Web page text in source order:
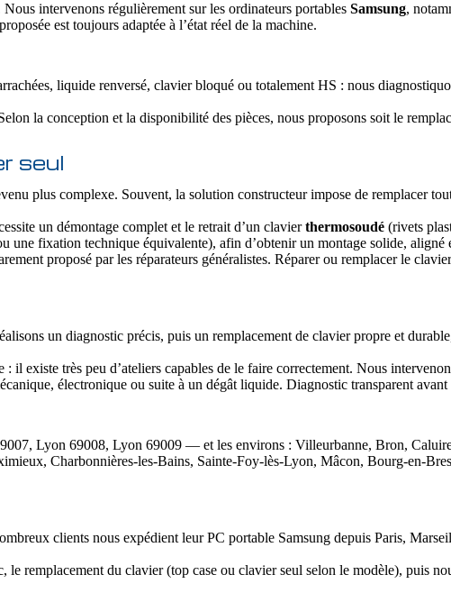
intervenons régulièrement sur les ordinateurs portables Samsung,
est toujours adaptée à l’état réel de la machine.
liquide renversé, clavier bloqué ou totalement HS : nous
la conception et la disponibilité des pièces, nous proposons soit le
seul
plus complexe. Souvent, la solution constructeur impose de remplacer
un démontage complet et le retrait d’un clavierthermosoudé (rivets
fixation technique équivalente), afin d’obtenir un montage solide, aligné
proposé par les réparateurs généralistes. Réparer ou remplacer le
un diagnostic précis, puis un remplacement de clavier propre et
existe très peu d’ateliers capables de le faire correctement. Nous
électronique ou suite à un dégât liquide. Diagnostic transparent
Lyon 69008, Lyon 69009 — et les environs : Villeurbanne, Bron,
Charbonnières-les-Bains, Sainte-Foy-lès-Lyon, Mâcon, Bourg-en-
clients nous expédient leur PC portable Samsung depuis Paris,
remplacement du clavier (top case ou clavier seul selon le modèle), puis